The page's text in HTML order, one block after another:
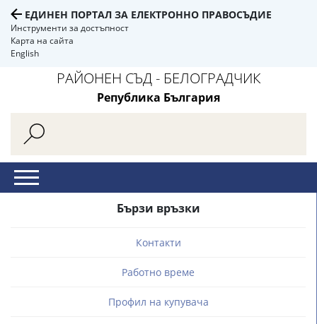
ЕДИНЕН ПОРТАЛ ЗА ЕЛЕКТРОННО ПРАВОСЪДИЕ
Инструменти за достъпност
Карта на сайта
English
РАЙОНЕН СЪД - БЕЛОГРАДЧИК
Република България
Бързи връзки
Контакти
Работно време
Профил на купувача